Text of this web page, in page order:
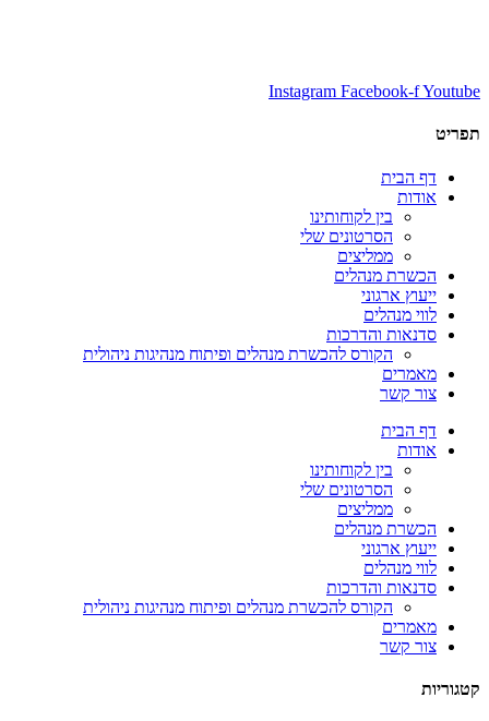
Instagram Facebook-fYoutube
תפריט
דף הבית
אודות
בין לקוחותינו
הסרטונים שלי
ממליצים
הכשרת מנהלים
ייעוץ ארגוני
לווי מנהלים
סדנאות והדרכות
הקורס להכשרת מנהלים ופיתוח מנהיגות ניהולית
מאמרים
צור קשר
דף הבית
אודות
בין לקוחותינו
הסרטונים שלי
ממליצים
הכשרת מנהלים
ייעוץ ארגוני
לווי מנהלים
סדנאות והדרכות
הקורס להכשרת מנהלים ופיתוח מנהיגות ניהולית
מאמרים
צור קשר
קטגוריות